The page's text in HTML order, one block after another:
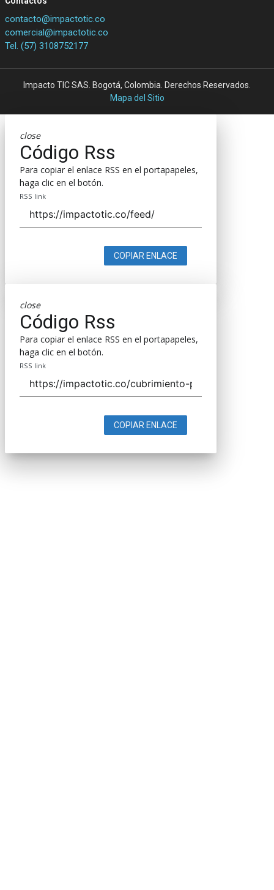
contacto@impactotic.co
comercial@impactotic.co
Tel. (57) 3108752177
Impacto TIC SAS. Bogotá, Colombia. Derechos Reservados.
Mapa del Sitio
close
Código Rss
Para copiar el enlace RSS en el portapapeles,
haga clic en el botón.
RSS link
COPIAR ENLACE
close
Código Rss
Para copiar el enlace RSS en el portapapeles,
haga clic en el botón.
RSS link
COPIAR ENLACE